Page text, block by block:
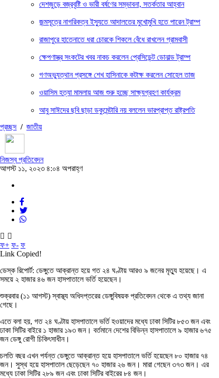
দেশজুড়ে বজ্রবৃষ্টি ও ভারী বর্ষণের সম্ভাবনা, সতর্কতার আহ্বান
জন্মসূত্রে নাগরিকত্ব ইস্যুতে আদালতের মুখোমুখি হতে পারেন ট্রাম্প
রাজাপুরে হাতেনাতে ধরা চোরকে শিকলে বেঁধে রাখলেন গ্রামবাসী
ক্ষেপণাস্ত্র সংকটের খবর নাকচ করলেন প্রেসিডেন্ট ডোনাল্ড ট্রাম্প
গণঅভ্যুত্থান প্রসঙ্গে শেখ হাসিনাকে কটাক্ষ করলেন সোহেল তাজ
ওয়াসিম হত্যা মামলায় আজ শুরু হচ্ছে সাক্ষ্যগ্রহণ কার্যক্রম
আবু সাঈদের ছবি ছাড়া ডকুমেন্টারি নয় বললেন ভারপ্রাপ্ত রাষ্ট্রপতি
প্রচ্ছদ / জাতীয়
নিজস্ব প্রতিবেদন
আগস্ট ১১, ২০২৩ ৪:০৪ অপরাহ্ণ
ফ+ ফ- ফ
Link Copied!
ডেস্ক রিপোর্ট: ডেঙ্গুতে আক্রান্ত হয়ে গত ২৪ ঘণ্টায় আরও ৯ জনের মৃত্যু হয়েছে। এ
সময়ে ২ হাজার ৪৬ জন হাসপাতালে ভর্তি হয়েছেন।
শুক্রবার (১১ আগস্ট) স্বাস্থ্য অধিদপ্তরের ডেঙ্গুবিষয়ক প্রতিবেদন থেকে এ তথ্য জানা
গেছে।
এতে বলা হয়, গত ২৪ ঘণ্টায় হাসপাতালে ভর্তি হওয়াদের মধ্যে ঢাকা সিটির ৮৫৩ জন এবং
ঢাকা সিটির বাইরে ১ হাজার ১৯৩ জন। বর্তমানে দেশের বিভিন্ন হাসপাতালে ৯ হাজার ৬৭৫
জন ডেঙ্গু রোগী চিকিৎসাধীন।
চলতি বছর এখন পর্যন্ত ডেঙ্গুতে আক্রান্ত হয়ে হাসপাতালে ভর্তি হয়েছেন ৮০ হাজার ৭৪
জন। সুস্থ হয়ে হাসপাতাল ছেড়েছেন ৭০ হাজার ২৬ জন। মারা গেছেন ৩৭৩ জন। এর
মধ্যে ঢাকা সিটির ২৮৯ জন এবং ঢাকা সিটির বাইরের ৮৪ জন।